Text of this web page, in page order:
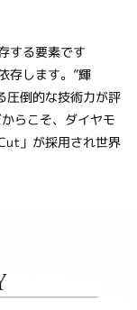
する要素です
存します。”輝
圧倒的な技術力が評
らこそ、ダイヤモ
」が採用され世界